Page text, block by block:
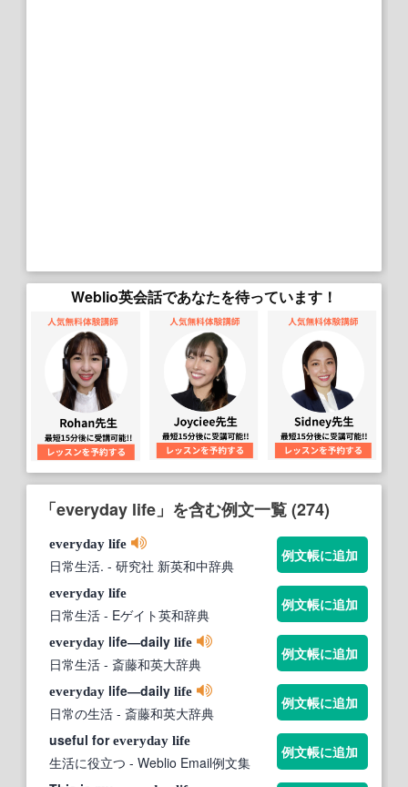
Weblio英会話であなたを待っています！
「everyday life」を含む例文一覧 (274)
everyday life
日常生活. - 研究社 新英和中辞典
例文帳に追加
everyday life
日常生活 - Eゲイト英和辞典
例文帳に追加
everyday life―daily life
日常生活 - 斎藤和英大辞典
例文帳に追加
everyday life―daily life
日常の生活 - 斎藤和英大辞典
例文帳に追加
useful foreveryday life
生活に役立つ - Weblio Email例文集
例文帳に追加